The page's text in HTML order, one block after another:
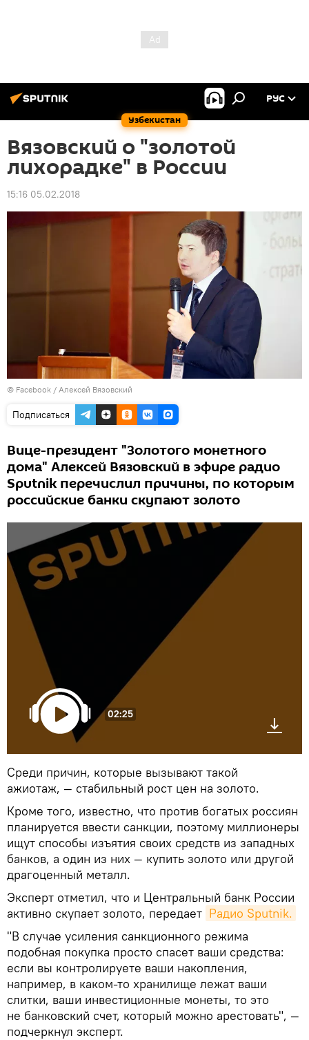
Узбекистан
РУС
Вязовский о "золотой
лихорадке" в России
15:16 05.02.2018
© Facebook / Алексей Вязовский
Подписаться
Вице-президент "Золотого монетного
дома" Алексей Вязовский в эфире радио
Sputnik перечислил причины, по которым
российские банки скупают золото
02:25
Среди причин, которые вызывают такой
ажиотаж, — стабильный рост цен на золото.
Кроме того, известно, что против богатых россиян
планируется ввести санкции, поэтому миллионеры
ищут способы изъятия своих средств из западных
банков, а один из них — купить золото или другой
драгоценный металл.
Эксперт отметил, что и Центральный банк России
активно скупает золото, передает Радио Sputnik.
"В случае усиления санкционного режима
подобная покупка просто спасет ваши средства:
если вы контролируете ваши накопления,
например, в каком-то хранилище лежат ваши
слитки, ваши инвестиционные монеты, то это
не банковский счет, который можно арестовать", —
подчеркнул эксперт.